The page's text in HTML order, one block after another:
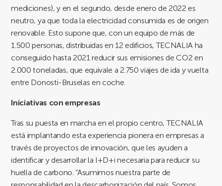
mediciones), y en el segundo, desde enero de 2022 es
neutro, ya que toda la electricidad consumida es de origen
renovable. Esto supone que, con un equipo de más de
1.500 personas, distribuidas en 12 edificios, TECNALIA ha
conseguido hasta 2021 reducir sus emisiones de CO2 en
2.000 toneladas, que equivale a 2.750 viajes de ida y vuelta
entre Donosti-Bruselas en coche.
Iniciativas con empresas
Tras su puesta en marcha en el propio centro, TECNALIA
está implantando esta experiencia pionera en empresas a
través de proyectos de innovación, que les ayuden a
identificar y desarrollar la I+D+i necesaria para reducir su
huella de carbono. “Asumimos nuestra parte de